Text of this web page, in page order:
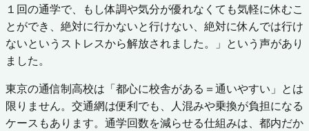
１回の通学で、もし体調や気分が優れなくても気軽に休むこ
とができ、絶対に行かないと行けない、絶対に休んでは行け
ないというストレスから解放されました。」という声があり
ました。
東京の通信制高校は「都心に校舎がある＝通いやすい」とは
限りません。交通網は便利でも、人混みや乗換が負担になる
ケースもあります。通学回数を減らせる仕組みは、都内だか